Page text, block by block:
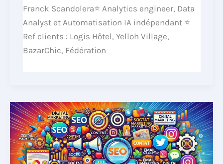
Franck Scandolera⭐ Analytics engineer, Data
Analyst et Automatisation IA indépendant ⭐
Ref clients : Logis Hôtel, Yelloh Village,
BazarChic, Fédération